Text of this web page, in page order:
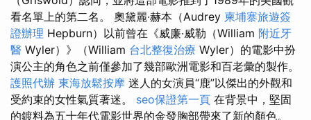
看名單上的第二名。 奧黛麗·赫本（Audrey 柬埔寨旅遊簽
證辦理 Hepburn）以前曾在《威廉·威勒（William 附近牙
醫 Wyler）》（William 台北整復治療 Wyler）的電影中扮
演公主的角色之前僅參加了幾部歐洲電影和百老彙的製作。
護照代辦 東海放鬆按摩 迷人的女演員“鹿”以傑出的外觀和
受約束的女性氣質著迷。 seo保證第一頁 在背景中，堅固
的鍍料為五十年代電影世界的金發胸部帶來了新的顏色。